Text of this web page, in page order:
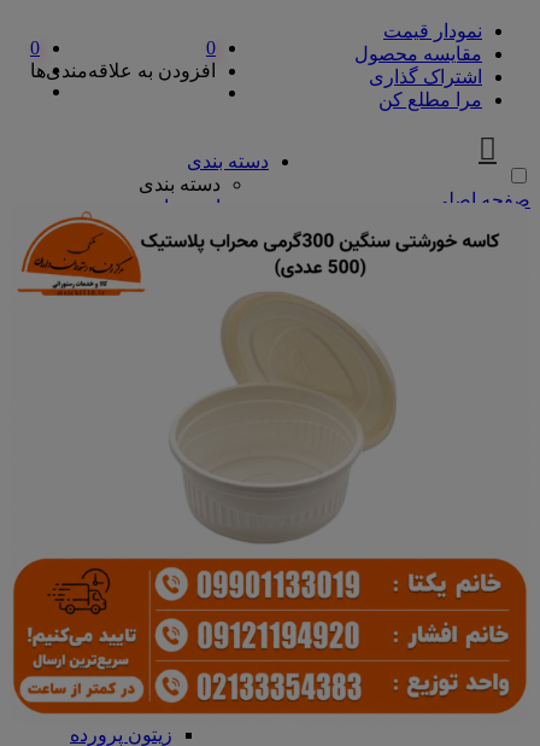
نمودار قیمت
مقایسه محصول
اشتراک گذاری
مرا مطلع کن
صفحه اصلی
0
افزودن به علاقه‌مندی‌ها
0
دسته بندی
دسته بندی
ادویه‌جات
ادویه‌جات
آویشن
ادویه مخلوط
دارچین
پیازها
سرکه و آبلیمو
آب نارنج
آبلیمو
سرکه
سس، رب و زیتون
سس، رب و زیتون
رب گوجه
زیتون
زیتون پرورده